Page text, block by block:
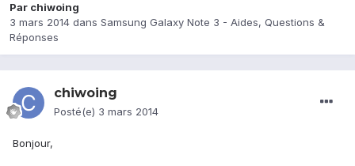
Par chiwoing
3 mars 2014 dans Samsung Galaxy Note 3 - Aides, Questions &
Réponses
chiwoing
Posté(e) 3 mars 2014
Bonjour,